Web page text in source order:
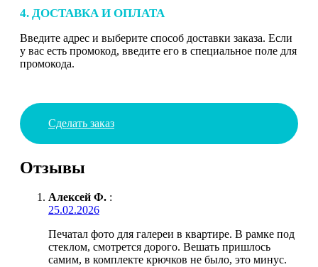
4. ДОСТАВКА И ОПЛАТА
Введите адрес и выберите способ доставки заказа. Если
у вас есть промокод, введите его в специальное поле для
промокода.
Сделать заказ
Отзывы
Алексей Ф. :
25.02.2026
Печатал фото для галереи в квартире. В рамке под
стеклом, смотрется дорого. Вешать пришлось
самим, в комплекте крючков не было, это минус.